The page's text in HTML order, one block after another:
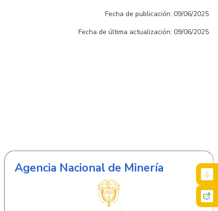
Fecha de publicación: 09/06/2025
Fecha de última actualización: 09/06/2025
Agencia Nacional de Minería